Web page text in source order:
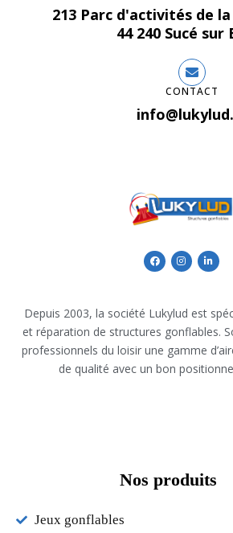
213 Parc d'activités de
44 240 Sucé sur
CONTACT
Depuis 2003, la société Lukylud est
et réparation de structures gonflables.
professionnels du loisir une gamme
de qualité avec un bon
Nos produits
Jeux gonflables